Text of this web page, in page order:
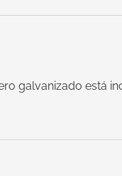
galvanizado está